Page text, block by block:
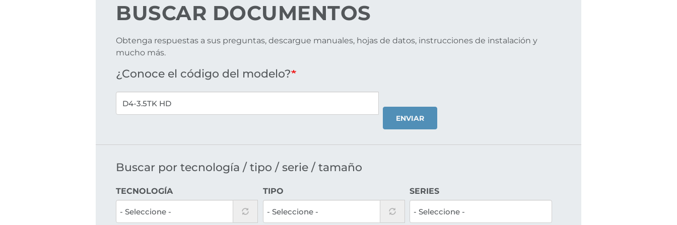
BUSCAR DOCUMENTOS
Obtenga respuestas a sus preguntas, descargue manuales, hojas de datos, instrucciones de instalación y
mucho más.
¿Conoce el código del modelo?
ENVIAR
Buscar por tecnología / tipo / serie / tamaño
TECNOLOGÍA TIPO SERIES